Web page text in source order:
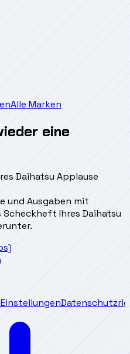
Alle Marken
eine
Daihatsu Applause
und Ausgaben mit
Scheckheft Ihres Daihatsu
Einstellungen